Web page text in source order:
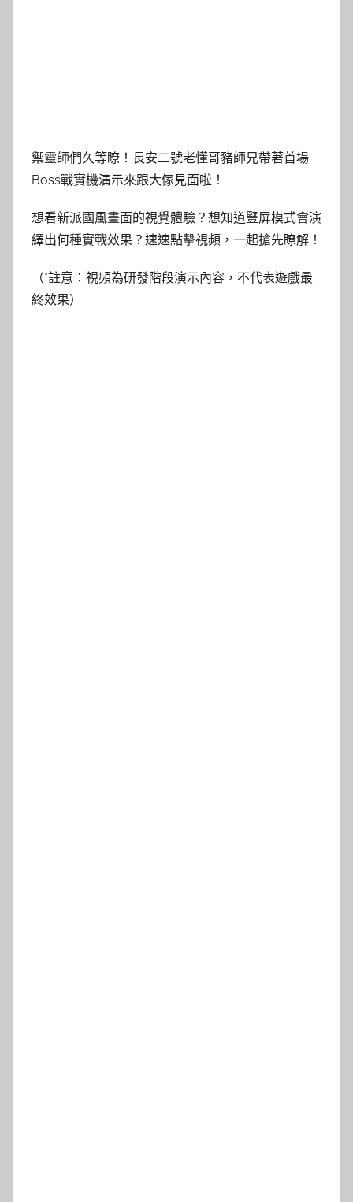
禦靈師們久等瞭！長安二號老懂哥豬師兄帶著首場
Boss戰實機演示來跟大傢見面啦！
想看新派國風畫面的視覺體驗？想知道豎屏模式會演
繹出何種實戰效果？速速點擊視頻，一起搶先瞭解！
（*註意：視頻為研發階段演示內容，不代表遊戲最
終效果）